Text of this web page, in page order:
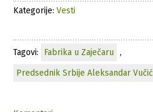
Kategorije:Vesti
Tagovi: Fabrika u Zaječaru
,
Predsednik Srbije Aleksandar Vučić